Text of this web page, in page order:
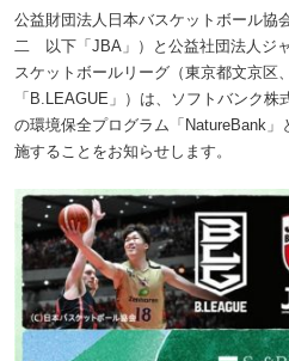
公益財団法人日本バスケットボール協
二 以下「JBA」）と公益社団法人ジ
スケットボールリーグ（東京都文京
「B.LEAGUE」）は、ソフトバンク株
の環境保全プログラム「NatureBank
施することをお知らせします。